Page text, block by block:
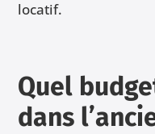
locatif.
Quel
dans